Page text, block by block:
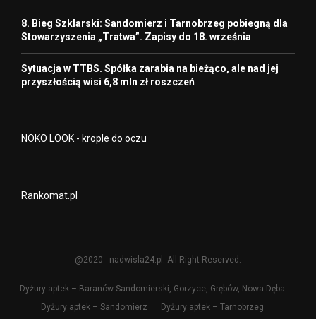
8. Bieg Szklarski: Sandomierz i Tarnobrzeg pobiegną dla
Stowarzyszenia „Tratwa”. Zapisy do 18. września
Sytuacja w TTBS. Spółka zarabia na bieżąco, ale nad jej
przyszłością wisi 6,8 mln zł roszczeń
NOKO LOOK - krople do oczu
Rankomat.pl
@2020 - nadwisla24.pl. All Right Reserved.
Dyżury aptek – Baranów Sandomierski, Gorzyce, Grębów, Nowa Dęba
Dyżury aptek – Sandomierz
Dyżury aptek – Tarnobrzeg